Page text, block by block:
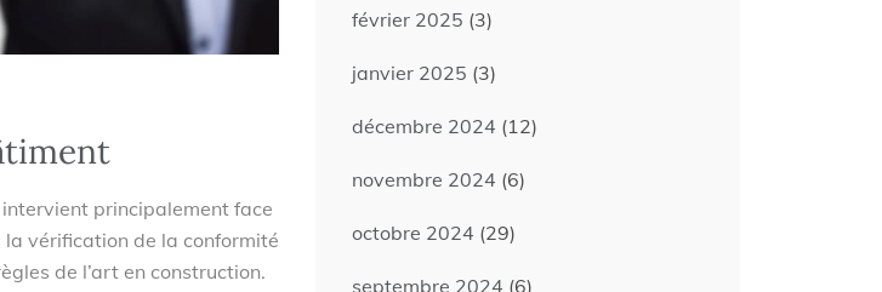
principalement face
vérification de la conformité
de l’art en construction.
février 2025 (3)
janvier 2025 (3)
décembre 2024 (12)
novembre 2024 (6)
octobre 2024 (29)
septembre 2024 (6)